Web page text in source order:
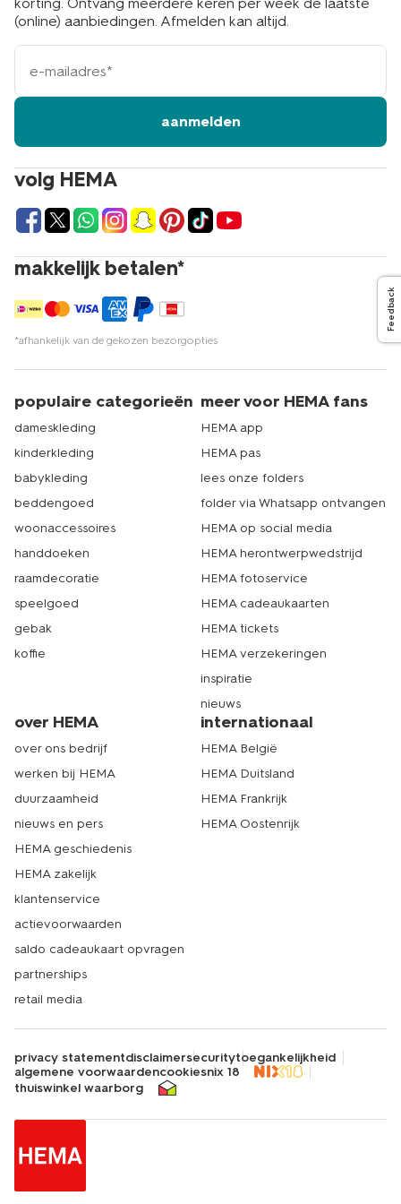
volg HEMA
makkelijk betalen*
*afhankelijk van de gekozen bezorgopties
(online) aanbiedingen. Afmelden kan altijd.
e-
mailadres
aanmelden
populaire categorieën
dameskleding
kinderkleding
babykleding
beddengoed
woonaccessoires
handdoeken
raamdecoratie
speelgoed
gebak
koffie
meer voor HEMA fans
HEMA app
HEMA pas
lees onze folders
folder via Whatsapp ontvangen
HEMA op social media
HEMA herontwerpwedstrijd
HEMA fotoservice
HEMA cadeaukaarten
HEMA tickets
HEMA verzekeringen
inspiratie
nieuws
over HEMA
over ons bedrijf
werken bij HEMA
duurzaamheid
nieuws en pers
HEMA geschiedenis
HEMA zakelijk
klantenservice
actievoorwaarden
saldo cadeaukaart opvragen
partnerships
retail media
internationaal
HEMA België
HEMA Duitsland
HEMA Frankrijk
HEMA Oostenrijk
privacy statementdisclaimersecuritytoegankelijkheid
algemene voorwaardencookiesnix 18
thuiswinkel waarborg
Feedback